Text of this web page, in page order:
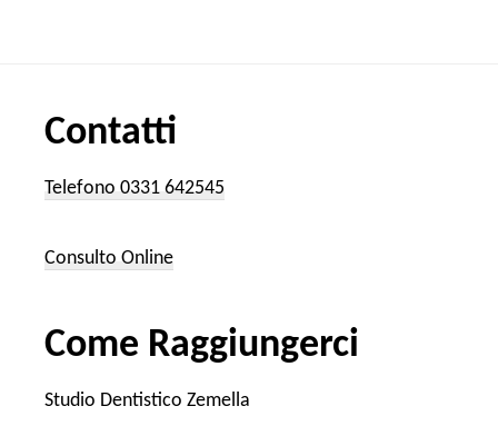
Contatti
Telefono 0331 642545
Consulto Online
Come Raggiungerci
Studio Dentistico Zemella